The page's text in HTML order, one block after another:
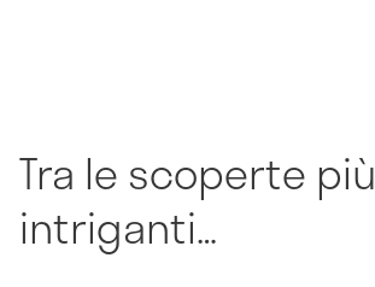
Tra le scoperte più
intriganti…